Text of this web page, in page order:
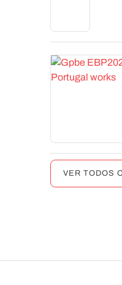
VER TODOS